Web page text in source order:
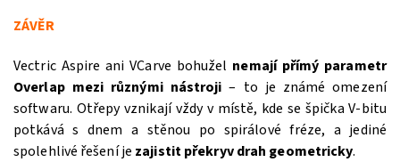
ZÁVĚR
Vectric Aspire ani VCarve bohužel nemají přímý parametr
Overlap mezi různými nástroji – to je známé omezení
softwaru. Otřepy vznikají vždy v místě, kde se špička V-bitu
potkává s dnem a stěnou po spirálové fréze, a jediné
spolehlivé řešení je zajistit překryv drah geometricky.